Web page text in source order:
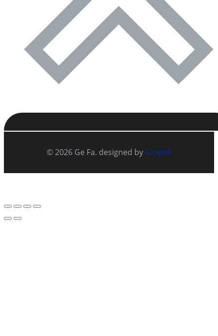
© 2026 Ge Fa. designed by Grapek